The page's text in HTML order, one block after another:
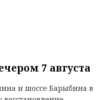
7 августа
и шоссе Барыбина в